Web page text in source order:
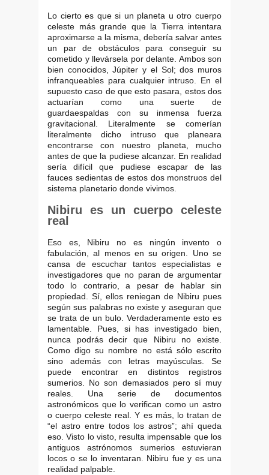
Lo cierto es que si un planeta u otro cuerpo
celeste más grande que la Tierra intentara
aproximarse a la misma, debería salvar antes
un par de obstáculos para conseguir su
cometido y llevársela por delante. Ambos son
bien conocidos, Júpiter y el Sol; dos muros
infranqueables para cualquier intruso. En el
supuesto caso de que esto pasara, estos dos
actuarían como una suerte de
guardaespaldas con su inmensa fuerza
gravitacional. Literalmente se comerían
literalmente dicho intruso que planeara
encontrarse con nuestro planeta, mucho
antes de que la pudiese alcanzar. En realidad
sería difícil que pudiese escapar de las
fauces sedientas de estos dos monstruos del
sistema planetario donde vivimos.
Nibiru es un cuerpo celeste
real
Eso es, Nibiru no es ningún invento o
fabulación, al menos en su origen. Uno se
cansa de escuchar tantos especialistas e
investigadores que no paran de argumentar
todo lo contrario, a pesar de hablar sin
propiedad. Sí, ellos reniegan de Nibiru pues
según sus palabras no existe y aseguran que
se trata de un bulo. Verdaderamente esto es
lamentable. Pues, si has investigado bien,
nunca podrás decir que Nibiru no existe.
Como digo su nombre no está sólo escrito
sino además con letras mayúsculas. Se
puede encontrar en distintos registros
sumerios. No son demasiados pero sí muy
reales. Una serie de documentos
astronómicos que lo verifican como un astro
o cuerpo celeste real. Y es más, lo tratan de
“el astro entre todos los astros”; ahí queda
eso. Visto lo visto, resulta impensable que los
antiguos astrónomos sumerios estuvieran
locos o se lo inventaran. Nibiru fue y es una
realidad palpable.